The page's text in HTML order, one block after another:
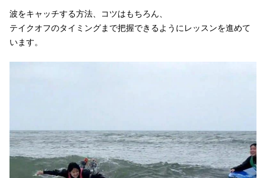
波をキャッチする方法、コツはもちろん、
テイクオフのタイミングまで把握できるようにレッスンを進めて
います。